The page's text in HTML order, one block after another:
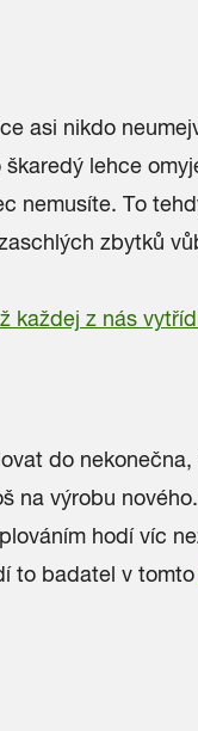
asi nikdo
lehce
nemusíte. To
zbytků
každej z nás
do nekonečna,
na výrobu
hodí víc
to badatel v tomto